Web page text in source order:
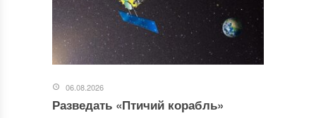
06.08.2026
Разведать «Птичий корабль»